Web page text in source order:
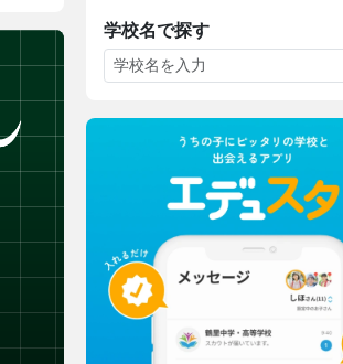
学校名で探す